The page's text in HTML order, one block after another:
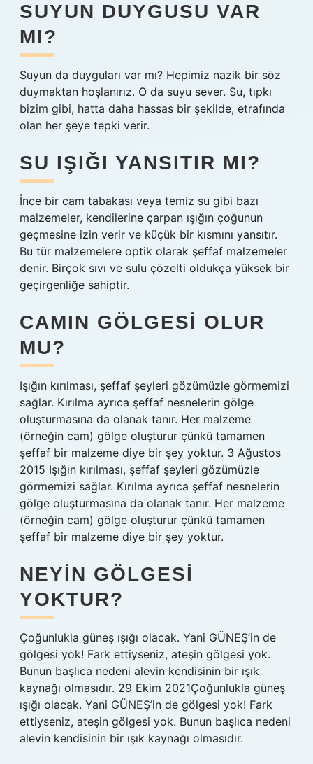
SUYUN DUYGUSU VAR
MI?
Suyun da duyguları var mı? Hepimiz nazik bir söz
duymaktan hoşlanırız. O da suyu sever. Su, tıpkı
bizim gibi, hatta daha hassas bir şekilde, etrafında
olan her şeye tepki verir.
SU IŞIĞI YANSITIR MI?
İnce bir cam tabakası veya temiz su gibi bazı
malzemeler, kendilerine çarpan ışığın çoğunun
geçmesine izin verir ve küçük bir kısmını yansıtır.
Bu tür malzemelere optik olarak şeffaf malzemeler
denir. Birçok sıvı ve sulu çözelti oldukça yüksek bir
geçirgenliğe sahiptir.
CAMIN GÖLGESI OLUR
MU?
Işığın kırılması, şeffaf şeyleri gözümüzle görmemizi
sağlar. Kırılma ayrıca şeffaf nesnelerin gölge
oluşturmasına da olanak tanır. Her malzeme
(örneğin cam) gölge oluşturur çünkü tamamen
şeffaf bir malzeme diye bir şey yoktur. 3 Ağustos
2015 Işığın kırılması, şeffaf şeyleri gözümüzle
görmemizi sağlar. Kırılma ayrıca şeffaf nesnelerin
gölge oluşturmasına da olanak tanır. Her malzeme
(örneğin cam) gölge oluşturur çünkü tamamen
şeffaf bir malzeme diye bir şey yoktur.
NEYIN GÖLGESI
YOKTUR?
Çoğunlukla güneş ışığı olacak. Yani GÜNEŞ’in de
gölgesi yok! Fark ettiyseniz, ateşin gölgesi yok.
Bunun başlıca nedeni alevin kendisinin bir ışık
kaynağı olmasıdır. 29 Ekim 2021Çoğunlukla güneş
ışığı olacak. Yani GÜNEŞ’in de gölgesi yok! Fark
ettiyseniz, ateşin gölgesi yok. Bunun başlıca nedeni
alevin kendisinin bir ışık kaynağı olmasıdır.